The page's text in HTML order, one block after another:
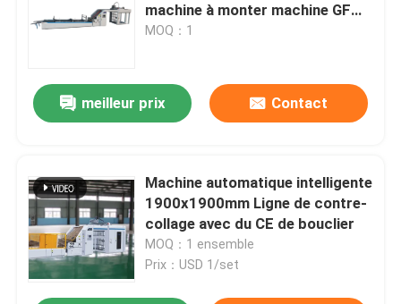
Exposition de VR
Au sujet de nous
Contrôle de qualité
contactez-nous
machine à monter machine GFM-
1200
MOQ：1
meilleur prix Contact
Machine automatique intelligente
1900x1900mm Ligne de contre-
collage avec du CE de bouclier
MOQ：1 ensemble
Prix：USD 1/set